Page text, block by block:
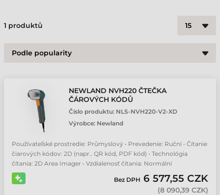
1 produktů
NEWLAND NVH220 ČTEČKA
ČÁROVÝCH KÓDŮ
Číslo produktu: NLS-NVH220-V2-XD
Výrobce: Newland
Používateľské prostredie: Průmyslový • Prevedenie: Ruční • Čítanie
čiarových kódov: 2D (napr.. QR kód, PDF kód) • Technológia
čítania: 2D Area Imager • Vzdialenosť čítania: Normální
Bez DPH 6 577,55 CZK
(8 090,39 CZK)